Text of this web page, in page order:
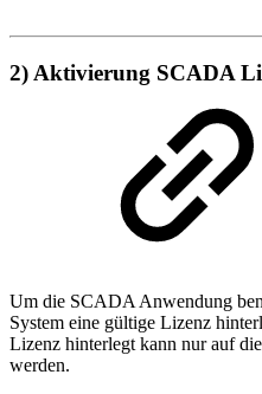
2) Aktivierung SCADA
Um die SCADA Anwendung
System eine gültige Lizenz
Lizenz hinterlegt kann nur auf
werden.